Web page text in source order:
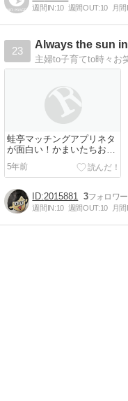
週間IN:10 週間OUT:10 月間
23
Always the sun
主婦to子育てto時々お
蛙亭マッチングアプリネタ
が面白い！かまいたちおす
すめ今年ブレイク間違いな
し男女芸人！
5年前
2015881 3
週間IN:10 週間OUT:10 月間